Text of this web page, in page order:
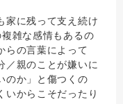
家に残って支え続け
雑な感情もあるの
らの言葉によって
／親のことが嫌いに
のか」と傷つくの
いからこそだったり